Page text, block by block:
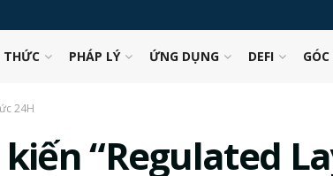
THỨC PHÁP LÝ ỨNG DỤNG DEFI
24H
“Regulated